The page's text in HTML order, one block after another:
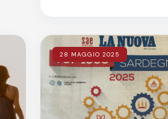
28 MAGGIO 2025